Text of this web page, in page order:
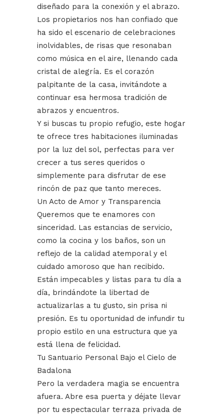
diseñado para la conexión y el abrazo.
Los propietarios nos han confiado que
ha sido el escenario de celebraciones
inolvidables, de risas que resonaban
como música en el aire, llenando cada
cristal de alegría. Es el corazón
palpitante de la casa, invitándote a
continuar esa hermosa tradición de
abrazos y encuentros.
Y si buscas tu propio refugio, este hogar
te ofrece tres habitaciones iluminadas
por la luz del sol, perfectas para ver
crecer a tus seres queridos o
simplemente para disfrutar de ese
rincón de paz que tanto mereces.
Un Acto de Amor y Transparencia
Queremos que te enamores con
sinceridad. Las estancias de servicio,
como la cocina y los baños, son un
reflejo de la calidad atemporal y el
cuidado amoroso que han recibido.
Están impecables y listas para tu día a
día, brindándote la libertad de
actualizarlas a tu gusto, sin prisa ni
presión. Es tu oportunidad de infundir tu
propio estilo en una estructura que ya
está llena de felicidad.
Tu Santuario Personal Bajo el Cielo de
Badalona
Pero la verdadera magia se encuentra
afuera. Abre esa puerta y déjate llevar
por tu espectacular terraza privada de